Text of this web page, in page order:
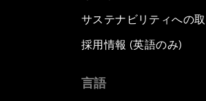
サステナビリティへの
採用情報 (英語のみ)
言語